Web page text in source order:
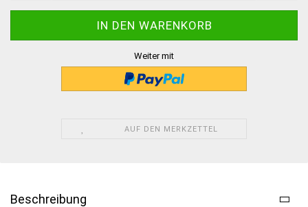
Weiter mit
AUF DEN MERKZETTEL
Beschreibung